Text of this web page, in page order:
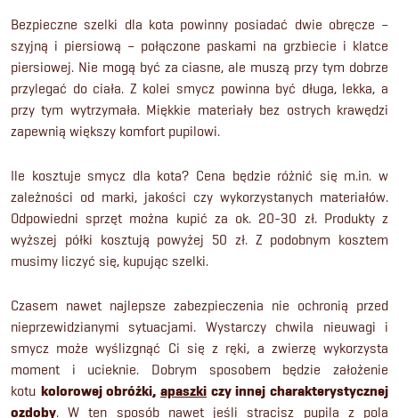
Bezpieczne szelki dla kota powinny posiadać dwie obręcze –
szyjną i piersiową – połączone paskami na grzbiecie i klatce
piersiowej. Nie mogą być za ciasne, ale muszą przy tym dobrze
przylegać do ciała. Z kolei smycz powinna być długa, lekka, a
przy tym wytrzymała. Miękkie materiały bez ostrych krawędzi
zapewnią większy komfort pupilowi.
Ile kosztuje smycz dla kota? Cena będzie różnić się m.in. w
zależności od marki, jakości czy wykorzystanych materiałów.
Odpowiedni sprzęt można kupić za ok. 20-30 zł. Produkty z
wyższej półki kosztują powyżej 50 zł. Z podobnym kosztem
musimy liczyć się, kupując szelki.
Czasem nawet najlepsze zabezpieczenia nie ochronią przed
nieprzewidzianymi sytuacjami. Wystarczy chwila nieuwagi i
smycz może wyślizgnąć Ci się z ręki, a zwierzę wykorzysta
moment i ucieknie. Dobrym sposobem będzie założenie
kotu kolorowej obróżki, apaszki czy innej charakterystycznej
ozdoby. W ten sposób nawet jeśli stracisz pupila z pola